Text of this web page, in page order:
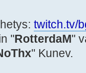
twitch.tv/
"RotterdaM"
" Kunev.